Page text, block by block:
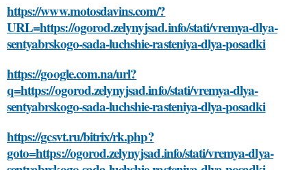
https://www.motosdavins.com/?
URL=https://ogorod.zelynyjsad.info/stati/vremya-dlya-
sentyabrskogo-sada-luchshie-rasteniya-dlya-posadki
https://google.com.na/url?
q=https://ogorod.zelynyjsad.info/stati/vremya-dlya-
sentyabrskogo-sada-luchshie-rasteniya-dlya-posadki
https://gcsvt.ru/bitrix/rk.php?
goto=https://ogorod.zelynyjsad.info/stati/vremya-dlya-